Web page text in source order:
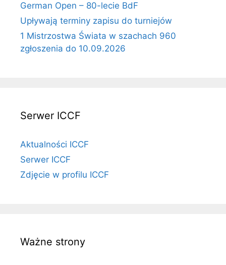
German Open – 80-lecie BdF
Upływają terminy zapisu do turniejów
1 Mistrzostwa Świata w szachach 960
zgłoszenia do 10.09.2026
Serwer ICCF
Aktualności ICCF
Serwer ICCF
Zdjęcie w profilu ICCF
Ważne strony